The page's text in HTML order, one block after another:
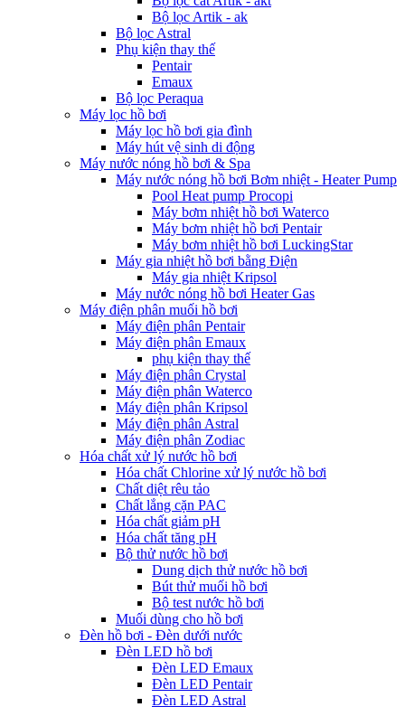
Bộ lọc Artik - ak
Bộ lọc Astral
Phụ kiện thay thế
Pentair
Emaux
Bộ lọc Peraqua
Máy lọc hồ bơi
Máy lọc hồ bơi gia đình
Máy hút vệ sinh di động
Máy nước nóng hồ bơi & Spa
Máy nước nóng hồ bơi Bơm nhiệt - Heater Pump
Pool Heat pump Procopi
Máy bơm nhiệt hồ bơi Waterco
Máy bơm nhiệt hồ bơi Pentair
Máy bơm nhiệt hồ bơi LuckingStar
Máy gia nhiệt hồ bơi bằng Điện
Máy gia nhiệt Kripsol
Máy nước nóng hồ bơi Heater Gas
Máy điện phân muối hồ bơi
Máy điện phân Pentair
Máy điện phân Emaux
phụ kiện thay thế
Máy điện phân Crystal
Máy điện phân Waterco
Máy điện phân Kripsol
Máy điện phân Astral
Máy điện phân Zodiac
Hóa chất xử lý nước hồ bơi
Hóa chất Chlorine xử lý nước hồ bơi
Chất diệt rêu tảo
Chất lắng cặn PAC
Hóa chất giảm pH
Hóa chất tăng pH
Bộ thử nước hồ bơi
Dung dịch thử nước hồ bơi
Bút thử muối hồ bơi
Bộ test nước hồ bơi
Muối dùng cho hồ bơi
Đèn hồ bơi - Đèn dưới nước
Đèn LED hồ bơi
Đèn LED Emaux
Đèn LED Pentair
Đèn LED Astral